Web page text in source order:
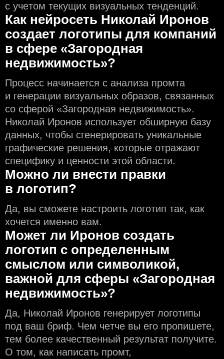
с учeтом текущих визуальных тенденций.
Как нейросеть Николай Иронов
создаeт логотипы для компаний
в сфере «Загородная
недвижимость»?
Процесс начинается с анализа промта
и генерации визуальных образов, связанных
со сферой «Загородная недвижимость».
Николай Иронов использует обширную базу
данных, чтобы сгенерировать уникальные
графические решения, которые отражают
специфику и ценности этой области.
Можно ли внести правки
в логотип?
Да, вы сможете настроить логотип так, как
хочется именно вам.
Может ли Иронов создать
логотип с определeнным
смыслом или символикой,
важной для сферы «Загородная
недвижимость»?
Да, Николай Иронов генерирует логотипы
под ваш бриф. Чем чeтче вы его пропишете,
тем более качественный результат получите.
О том, как написать промт,